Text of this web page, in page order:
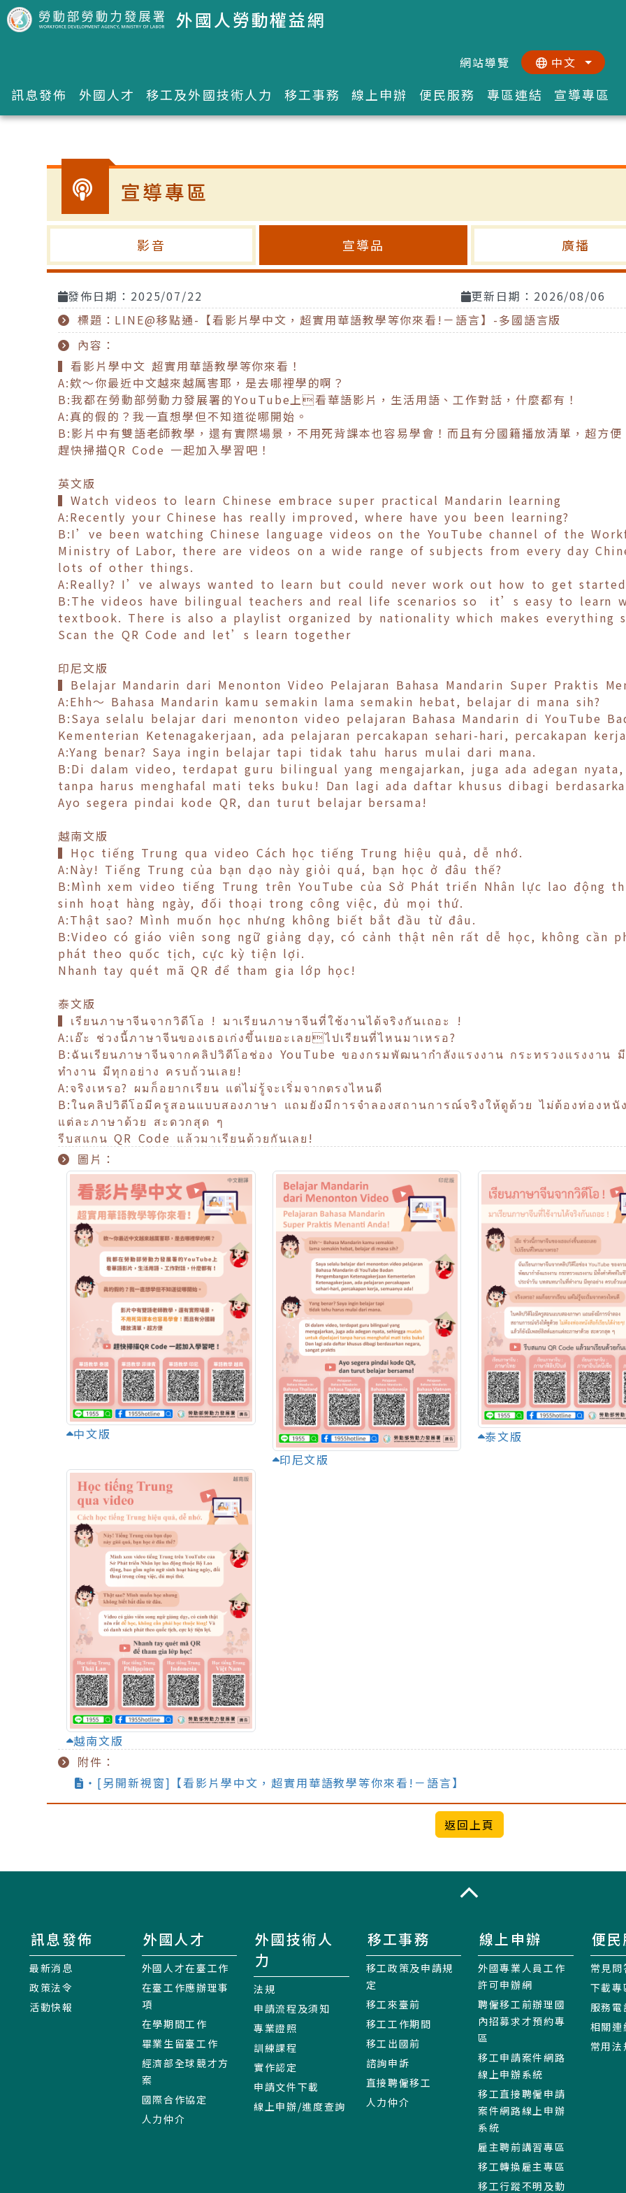
跳到主要內容區塊 外國人勞動權益網
:::網站導覽 中文
訊息發佈 外國人才 移工及外國技術人力 移工事務 線上申辦 便民服務 專區連結 宣導專區
宣導專區
影音 宣導品 廣播
發佈日期：2025/07/22
更新日期：2026/08/06
標題：LINE@移點通-【看影片學中文，超實用華語教學等你來看!－語言】-多國語言版
內容：
▍看影片學中文 超實用華語教學等你來看！
A:欸～你最近中文越來越厲害耶，是去哪裡學的啊？
B:我都在勞動部勞動力發展署的YouTube上看華語影片，生活用語、工作對話，什麼都有！
A:真的假的？我一直想學但不知道從哪開始。
B:影片中有雙語老師教學，還有實際場景，不用死背課本也容易學會！而且有分國籍播放清單，超方便
趕快掃描QR Code 一起加入學習吧！
英文版
▍Watch videos to learn Chinese embrace super practical Mandarin learning
A:Recently your Chinese has really improved, where have you been learning?
B:I’ve been watching Chinese language videos on the YouTube channel of the
Ministry of Labor, there are videos on a wide range of subjects from every day
lots of other things.
A:Really? I’ve always wanted to learn but could never work out how to get
B:The videos have bilingual teachers and real life scenarios so it’s easy to learn
textbook. There is also a playlist organized by nationality which makes everything
Scan the QR Code and let’s learn together
印尼文版
▍Belajar Mandarin dari Menonton Video Pelajaran Bahasa Mandarin Super Praktis
A:Ehh～ Bahasa Mandarin kamu semakin lama semakin hebat, belajar di mana sih?
B:Saya selalu belajar dari menonton video pelajaran Bahasa Mandarin di YouTube
Kementerian Ketenagakerjaan, ada pelajaran percakapan sehari-hari, percakapan
A:Yang benar? Saya ingin belajar tapi tidak tahu harus mulai dari mana.
B:Di dalam video, terdapat guru bilingual yang mengajarkan, juga ada adegan
tanpa harus menghafal mati teks buku! Dan lagi ada daftar khusus dibagi
Ayo segera pindai kode QR, dan turut belajar bersama!
越南文版
▍Học tiếng Trung qua video Cách học tiếng Trung hiệu quả, dễ nhớ.
A:Này! Tiếng Trung của bạn dạo này giỏi quá, bạn học ở đâu thế?
B:Mình xem video tiếng Trung trên YouTube của Sở Phát triển Nhân lực lao động
sinh hoạt hàng ngày, đối thoại trong công việc, đủ mọi thứ.
A:Thật sao? Mình muốn học nhưng không biết bắt đầu từ đâu.
B:Video có giáo viên song ngữ giảng dạy, có cảnh thật nên rất dễ học, không cần
phát theo quốc tịch, cực kỳ tiện lợi.
Nhanh tay quét mã QR để tham gia lớp học!
泰文版
▍เรียนภาษาจีนจากวิดีโอ ! มาเรียนภาษาจีนที่ใช้งานได้จริงกันเถอะ !
A:เอ๊ะ ช่วงนี้ภาษาจีนของเธอเก่งขึ้นเยอะเลยไปเรียนที่ไหนมาเหรอ?
B:ฉันเรียนภาษาจีนจากคลิปวิดีโอช่อง YouTube ของกรมพัฒนากำลังแรงงาน กระทรวงแรงงา
ทำงาน มีทุกอย่าง ครบถ้วนเลย!
A:จริงเหรอ? ผมก็อยากเรียน แต่ไม่รู้จะเริ่มจากตรงไหนดี
B:ในคลิปวิดีโอมีครูสอนแบบสองภาษา แถมยังมีการจำลองสถานการณ์จริงให้ดูด้วย ไม่ต้องท่องหนั
แต่ละภาษาด้วย สะดวกสุด ๆ
รีบสแกน QR Code แล้วมาเรียนด้วยกันเลย!
圖片：
中文版
印尼文版
泰文版
越南文版
附件：
‧[另開新視窗]【看影片學中文，超實用華語教學等你來看!－語言】
訊息發佈
最新消息
政策法令
活動快報
外國人才
外國人才在臺工作
在臺工作應辦理事
項
在學期間工作
畢業生留臺工作
經濟部全球競才方
案
國際合作協定
人力仲介
外國技術人
力
法規
申請流程及須知
專業證照
訓練課程
實作認定
申請文件下載
線上申辦/進度查詢
移工事務
移工政策及申請規
定
移工來臺前
移工工作期間
移工出國前
諮詢申訴
直接聘僱移工
人力仲介
線上申辦
外國專業人員工作
許可申辦網
聘僱移工前辦理國
內招募求才預約專
區
移工申請案件網路
線上申辦系統
移工直接聘僱申請
案件網路線上申辦
系統
雇主聘前講習專區
移工轉換雇主專區
移工行蹤不明及動
便
常見問
下載專
服務電
相關連
常用法